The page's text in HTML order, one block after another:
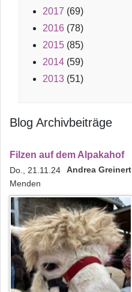
2017 (69)
2016 (78)
2015 (85)
2014 (59)
2013 (51)
Blog Archivbeiträge
Filzen auf dem Alpakahof
Do., 21.11.24 Andrea Greinert
Menden